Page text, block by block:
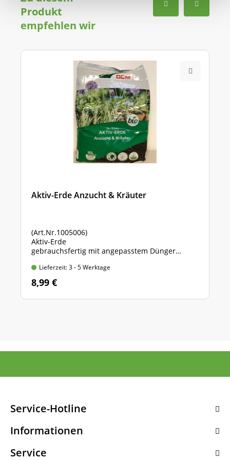
Produkt
empfehlen wir
Aktiv-Erde Anzucht & Kräuter
(Art.Nr.1005006)
Aktiv-Erde
gebrauchsfertig mit angepasstem Dünger
Lieferzeit: 3 - 5 Werktage
8,99 €
Service-Hotline
Informationen
Service